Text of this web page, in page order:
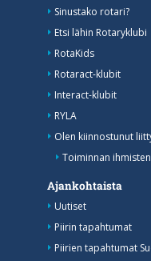
Sinustako rotari?
Etsi lähin Rotaryklubi
RotaKids
Rotaract-klubit
Interact-klubit
RYLA
Olen kiinnostunut
Toiminnan
Ajankohtaista
Uutiset
Piirin tapahtumat
Piirien tapahtumat